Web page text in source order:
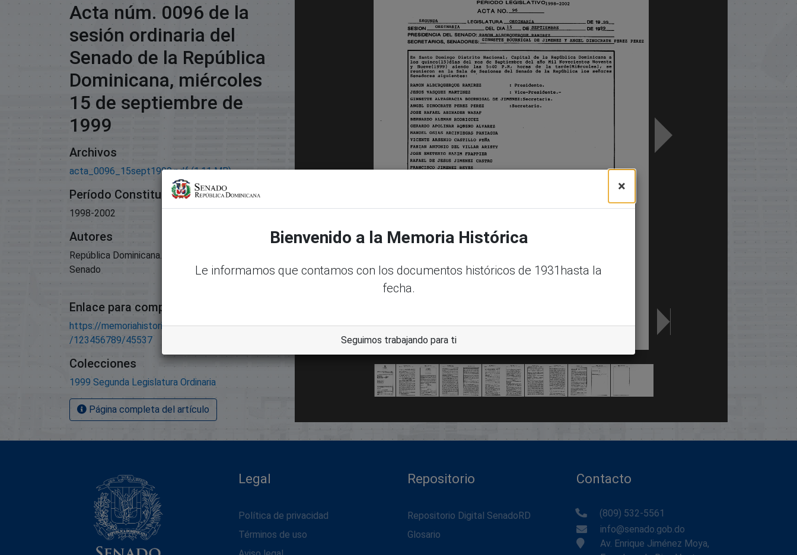
Acta núm. 0096 de la
sesión ordinaria del
Senado de la República
Dominicana, miércoles
15 de septiembre de
1999
Archivos
acta_0096_15sept1999.pdf (1.11 MB)
Período Constitucional
1998-2002
Autores
República Dominicana. Congreso Nacional.
Senado
Enlace para compartir este artículo
https://memoriahistorica.senadord.gob.do/handle
/123456789/45537
Colecciones
1999 Segunda Legislatura Ordinaria
Página completa del artículo
Legal
Política de privacidad
Términos de uso
Repositorio
Repositorio Digital SenadoRD
Glosario
Contacto
(809) 532-5561
info@senado.gob.do
Av. Enrique Jiménez Moya,
×
Bienvenido a la Memoria Histórica
Le informamos que contamos con los documentos históricos de 1931hasta la
fecha.
Seguimos trabajando para ti